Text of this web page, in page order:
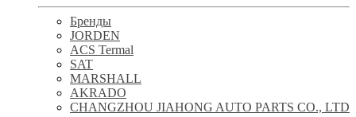
Бренды
JORDEN
ACS Termal
SAT
MARSHALL
AKRADO
CHANGZHOU JIAHONG AUTO PARTS CO., LTD